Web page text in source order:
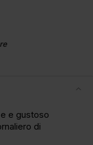
e gustoso
di